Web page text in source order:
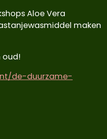
Aloe Vera
maken
oud!
de-duurzame-